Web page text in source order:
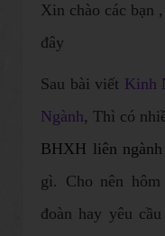
Xin chào các bạn
đây
Sau bài viết Kinh
Ngành, Thì có
BHXH liên
gì. Cho nên
đoàn hay yêu